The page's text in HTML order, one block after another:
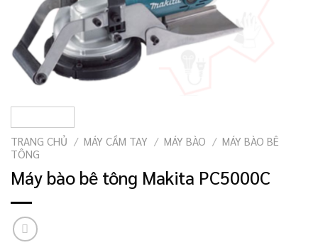
TRANG CHỦ / MÁY CẦM TAY / MÁY BÀO / MÁY BÀO BÊ
TÔNG
Máy bào bê tông Makita PC5000C